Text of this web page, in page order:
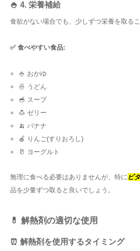
🍚 4. 栄養補給
食欲がない場合でも、少しずつ栄養を取るこ
✅ 食べやすい食品:
🍚 おかゆ
🍜 うどん
🥣 スープ
🍮 ゼリー
🍌 バナナ
🍎 りんご(すりおろし)
🥛 ヨーグルト
無理に食べる必要はありませんが、特に ビ
品を少量ずつ取ると良いでしょう。
💊 解熱剤の適切な使用
⏰ 解熱剤を使用するタイミング